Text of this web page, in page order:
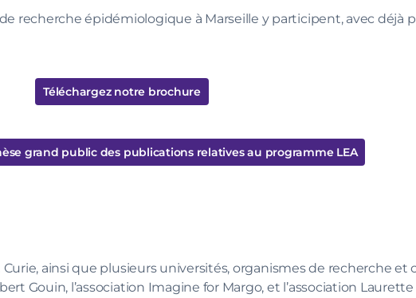
recherche épidémiologique à Marseille y participent, avec déjà
Téléchargez notre brochure
grand public des publications relatives au programme LEA
Curie, ainsi que plusieurs universités, organismes de recherche
Gouin, l’association Imagine for Margo, et l’association